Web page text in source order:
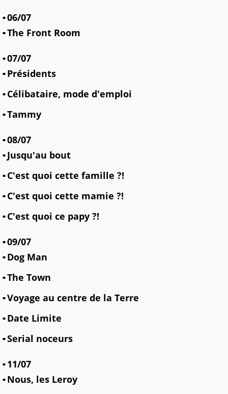
06/07
The Front Room
07/07
Présidents
Célibataire, mode d'emploi
Tammy
08/07
Jusqu'au bout
C'est quoi cette famille ?!
C'est quoi cette mamie ?!
C'est quoi ce papy ?!
09/07
Dog Man
The Town
Voyage au centre de la Terre
Date Limite
Serial noceurs
11/07
Nous, les Leroy